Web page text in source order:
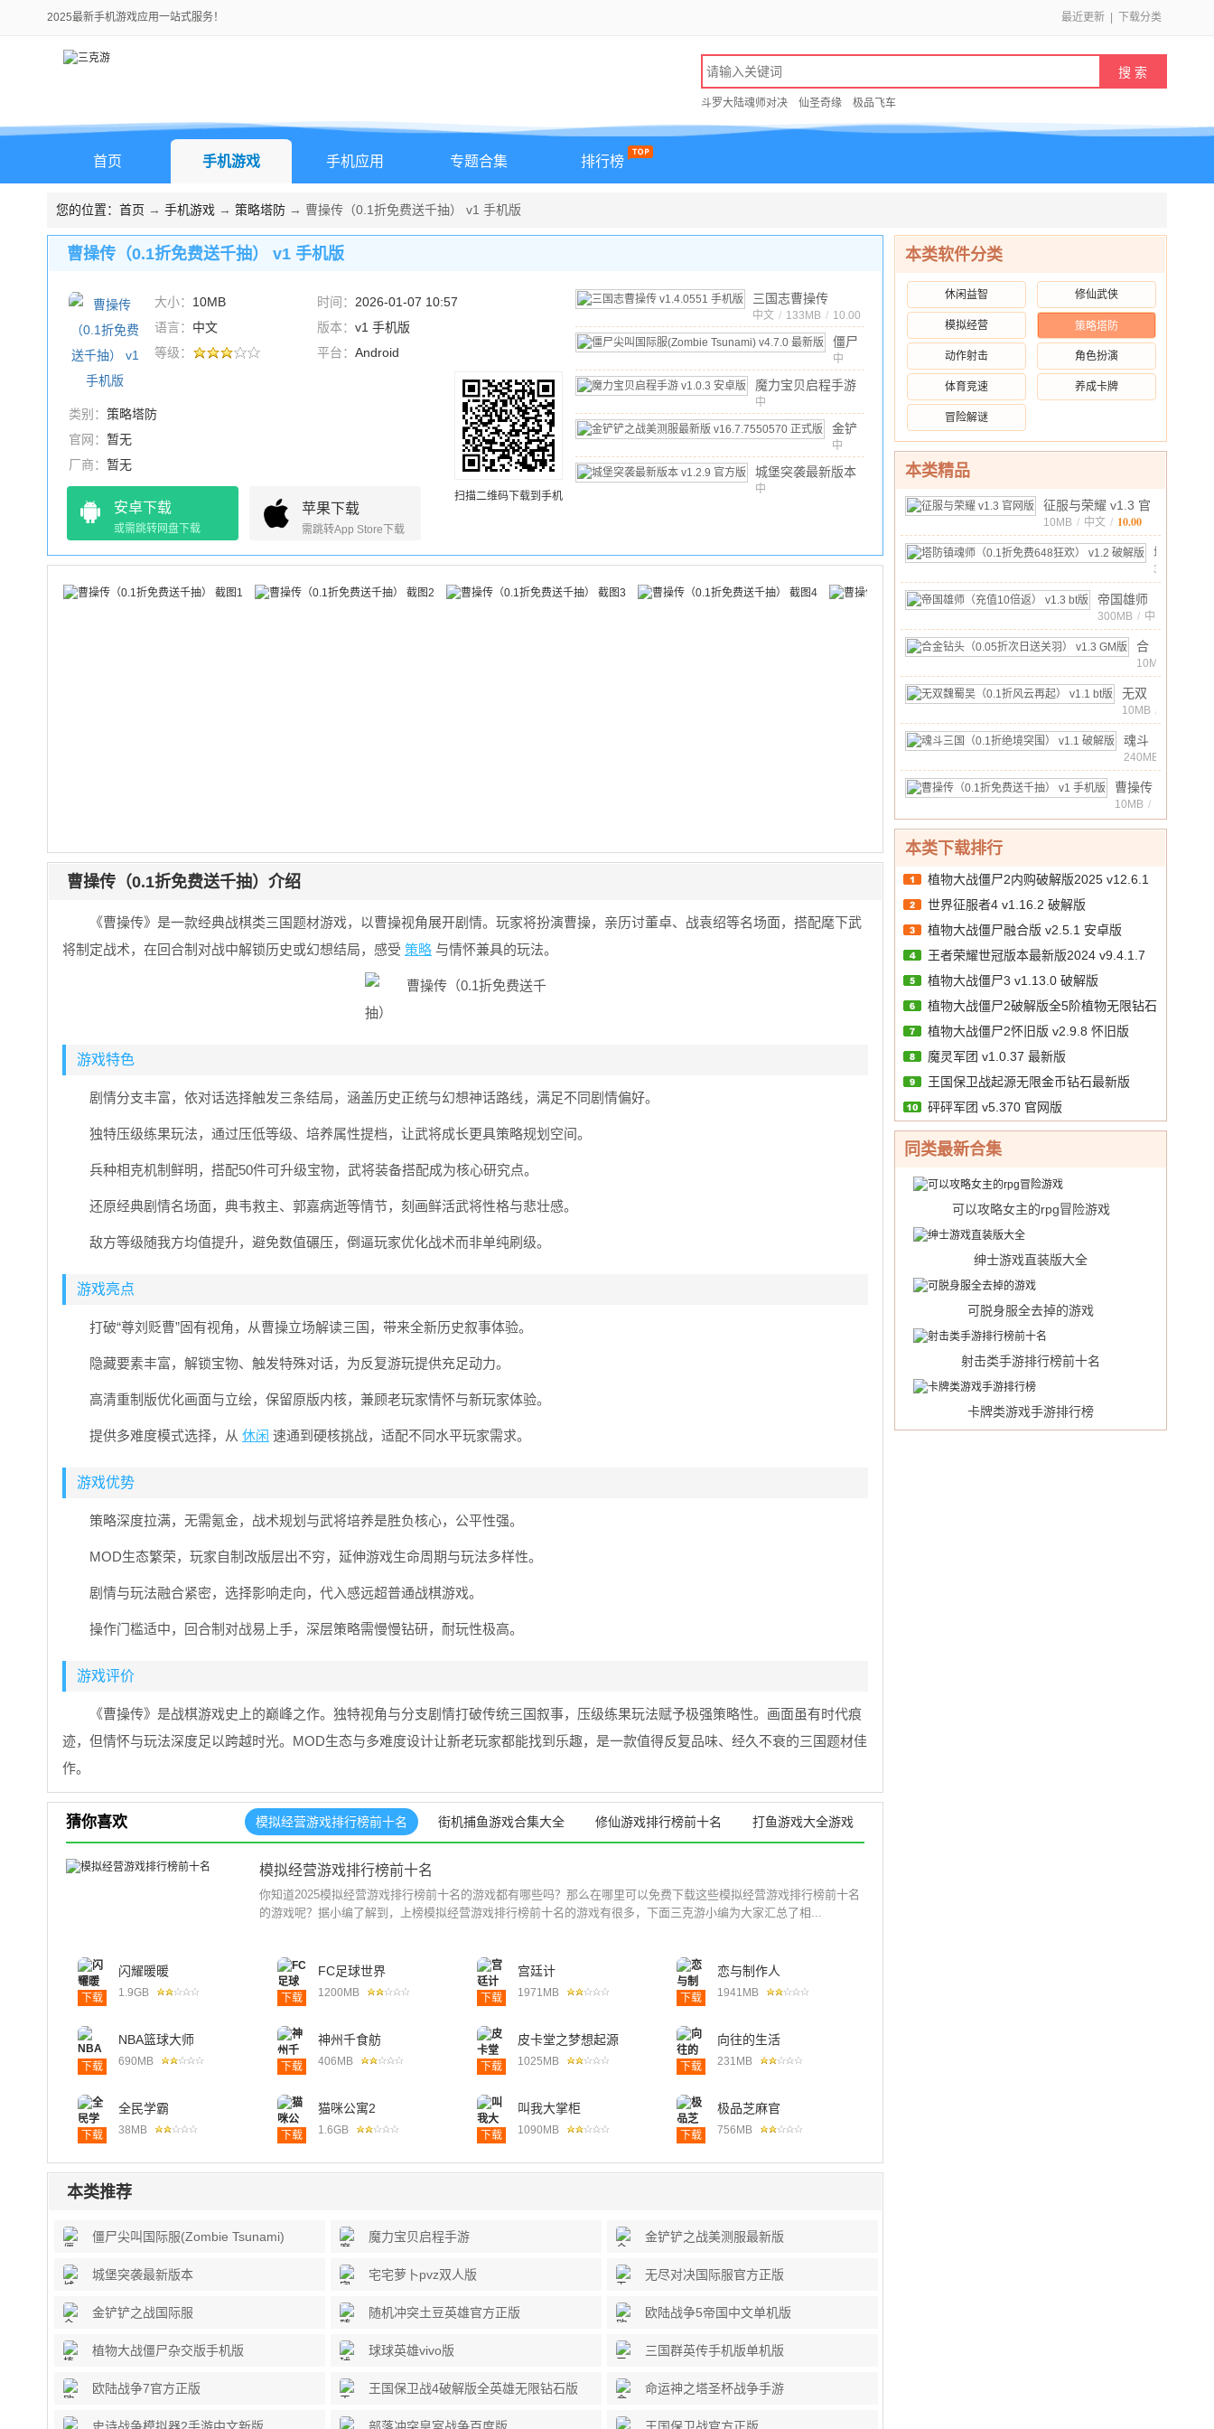
2025最新手机游戏应用一站式服务！ 最近更新 下载分类
斗罗大陆魂师对决 仙圣奇缘 极品飞车
首页 手机游戏 手机应用 专题合集 排行榜
您的位置： 首页 → 手机游戏 → 策略塔防 → 曹操传（0.1折免费送千抽） v1 手机版
曹操传（0.1折免费送千抽） v1 手机版
大小： 10MB 时间： 2026-01-07 10:57
语言： 中文 版本： v1 手机版
等级：
平台： Android
类别： 策略塔防
官网： 暂无
厂商： 暂无
安卓下载
或需跳转网盘下载
苹果下载
需跳转App Store下载
三国志曹操传
v1.4.0551 手机版
中文 / 133MB / 10.00
僵尸
尖叫
国际
服
(Zombie
Tsunami)
v4.7.0
最新
版
中
文 / 105.35M 10.00
魔力宝贝启程手游
v1.0.3 安卓版
中
文 / 641.11M / 10.00
金铲
铲之
战美
测服
v16.7.7550570
正式
中
文 / 90.18M 10.00
城堡突袭最新版本
v1.2.9 官方版
中
扫描二维码下载到手机
曹操传（0.1折免费送千抽）介绍
《曹操传》是一款经典战棋类三国题材游戏，以曹操视角展开剧情。玩家将扮演曹操，亲历讨董卓、战袁绍等名场面，搭配麾下武
将制定战术，在回合制对战中解锁历史或幻想结局，感受 策略 与情怀兼具的玩法。
游戏特色
剧情分支丰富，依对话选择触发三条结局，涵盖历史正统与幻想神话路线，满足不同剧情偏好。
独特压级练果玩法，通过压低等级、培养属性提档，让武将成长更具策略规划空间。
兵种相克机制鲜明，搭配50件可升级宝物，武将装备搭配成为核心研究点。
还原经典剧情名场面，典韦救主、郭嘉病逝等情节，刻画鲜活武将性格与悲壮感。
敌方等级随我方均值提升，避免数值碾压，倒逼玩家优化战术而非单纯刷级。
游戏亮点
打破“尊刘贬曹”固有视角，从曹操立场解读三国，带来全新历史叙事体验。
隐藏要素丰富，解锁宝物、触发特殊对话，为反复游玩提供充足动力。
高清重制版优化画面与立绘，保留原版内核，兼顾老玩家情怀与新玩家体验。
提供多难度模式选择，从 休闲 速通到硬核挑战，适配不同水平玩家需求。
游戏优势
策略深度拉满，无需氪金，战术规划与武将培养是胜负核心，公平性强。
MOD生态繁荣，玩家自制改版层出不穷，延伸游戏生命周期与玩法多样性。
剧情与玩法融合紧密，选择影响走向，代入感远超普通战棋游戏。
操作门槛适中，回合制对战易上手，深层策略需慢慢钻研，耐玩性极高。
游戏评价
《曹操传》是战棋游戏史上的巅峰之作。独特视角与分支剧情打破传统三国叙事，压级练果玩法赋予极强策略性。画面虽有时代痕
迹，但情怀与玩法深度足以跨越时光。MOD生态与多难度设计让新老玩家都能找到乐趣，是一款值得反复品味、经久不衰的三国题材佳
作。
猜你喜欢 模拟经营游戏排行榜前十名 街机捕鱼游戏合集大全 修仙游戏排行榜前十名 打鱼游戏大全游戏
模拟经营游戏排行榜前十名
你知道2025模拟经营游戏排行榜前十名的游戏都有哪些吗？那么在哪里可以免费下载这些模拟经营游戏排行榜前十名
的游戏呢？据小编了解到，上榜模拟经营游戏排行榜前十名的游戏有很多，下面三克游小编为大家汇总了相...
下载
闪耀暖暖
1.9GB 下载
FC足球世界
1200MB 下载
宫廷计
1971MB 下载
恋与制作人
1941MB
下载
NBA篮球大师
690MB 下载
神州千食舫
406MB 下载
皮卡堂之梦想起源
1025MB 下载
向往的生活
231MB
下载
全民学霸
38MB 下载
猫咪公寓2
1.6GB 下载
叫我大掌柜
1090MB 下载
极品芝麻官
756MB
本类推荐
僵尸尖叫国际服(Zombie Tsunami) 魔力宝贝启程手游 金铲铲之战美测服最新版
城堡突袭最新版本 宅宅萝卜pvz双人版 无尽对决国际服官方正版
金铲铲之战国际服 随机冲突土豆英雄官方正版 欧陆战争5帝国中文单机版
植物大战僵尸杂交版手机版 球球英雄vivo版 三国群英传手机版单机版
欧陆战争7官方正版 王国保卫战4破解版全英雄无限钻石版 命运神之塔圣杯战争手游
本类软件分类
休闲益智 修仙武侠
模拟经营 策略塔防
动作射击 角色扮演
体育竞速 养成卡牌
冒险解谜
本类精品
征服与荣耀 v1.3 官
网版
10MB / 中文 / 10.00
塔
防
折
免
648
欢）
v1.2
版
338MB
中
帝国雄师
（充值10
倍返）
v1.3 bt版
300MB / 中
文 / 10.00
合
金
头
（0.05
折
次
日
送
关
羽）
版
10MB
中
文
无双
魏蜀
（0.1
折风
云再
起）
v1.1
10MB /
中
文 / 10.00
魂斗
三国
折绝
境突
围）
版
240MB
中
文 / 10.00
曹操传
（0.1
折免费
v1 手
10MB /
中
文 / 10.00
本类下载排行
植物大战僵尸2内购破解版2025 v12.6.1
破解版
世界征服者4 v1.16.2 破解版
植物大战僵尸融合版 v2.5.1 安卓版
王者荣耀世冠版本最新版2024 v9.4.1.7
安卓版
植物大战僵尸3 v1.13.0 破解版
植物大战僵尸2破解版全5阶植物无限钻石
v12.6.1 官方版
植物大战僵尸2怀旧版 v2.9.8 怀旧版
魔灵军团 v1.0.37 最新版
王国保卫战起源无限金币钻石最新版
v6.2.00 破解版
砰砰军团 v5.370 官网版
同类最新合集
可以攻略女主的rpg冒险游戏
绅士游戏直装版大全
可脱身服全去掉的游戏
射击类手游排行榜前十名
卡牌类游戏手游排行榜